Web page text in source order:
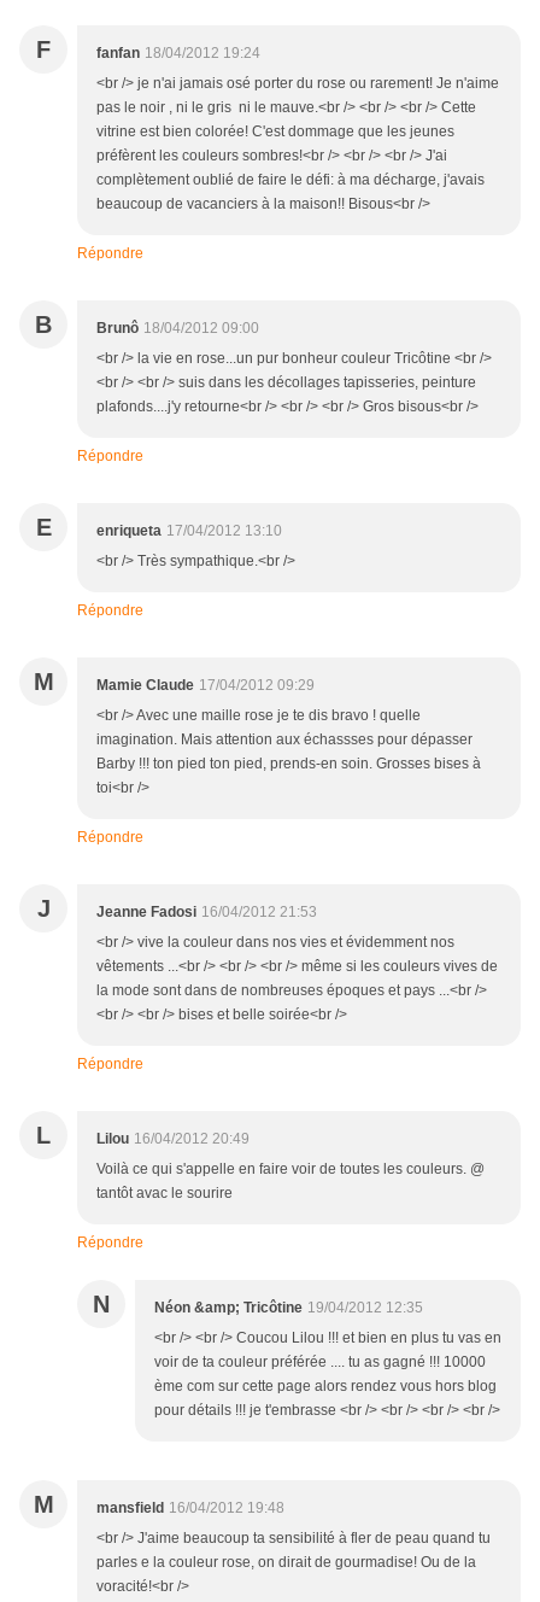
F fanfan 18/04/2012 19:24
<br /> je n'ai jamais osé porter du rose ou rarement! Je n'aime
pas le noir , ni le gris ni le mauve.<br /> <br /> <br /> Cette
vitrine est bien colorée! C'est dommage que les jeunes
préfèrent les couleurs sombres!<br /> <br /> <br /> J'ai
complètement oublié de faire le défi: à ma décharge, j'avais
beaucoup de vacanciers à la maison!! Bisous<br />
Répondre
B Brunô 18/04/2012 09:00
<br /> la vie en rose...un pur bonheur couleur Tricôtine <br />
<br /> <br /> suis dans les décollages tapisseries, peinture
plafonds....j'y retourne<br /> <br /> <br /> Gros bisous<br />
Répondre
E enriqueta 17/04/2012 13:10
<br /> Très sympathique.<br />
Répondre
M Mamie Claude 17/04/2012 09:29
<br /> Avec une maille rose je te dis bravo ! quelle
imagination. Mais attention aux échassses pour dépasser
Barby !!! ton pied ton pied, prends-en soin. Grosses bises à
toi<br />
Répondre
J Jeanne Fadosi 16/04/2012 21:53
<br /> vive la couleur dans nos vies et évidemment nos
vêtements ...<br /> <br /> <br /> même si les couleurs vives de
la mode sont dans de nombreuses époques et pays ...<br />
<br /> <br /> bises et belle soirée<br />
Répondre
L Lilou 16/04/2012 20:49
Voilà ce qui s'appelle en faire voir de toutes les couleurs. @
tantôt avac le sourire
Répondre
N Néon &amp; Tricôtine 19/04/2012 12:35
<br /> <br /> Coucou Lilou !!! et bien en plus tu vas en
voir de ta couleur préférée .... tu as gagné !!! 10000
ème com sur cette page alors rendez vous hors blog
pour détails !!! je t'embrasse <br /> <br /> <br /> <br />
M mansfield 16/04/2012 19:48
<br /> J'aime beaucoup ta sensibilité à fler de peau quand tu
parles e la couleur rose, on dirait de gourmadise! Ou de la
voracité!<br />